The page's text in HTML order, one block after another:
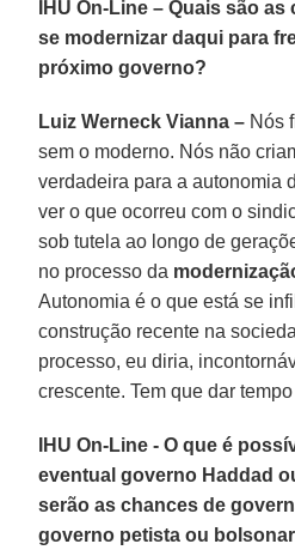
IHU On-Line – Quais são
se modernizar daqui para
próximo governo?
Luiz Werneck Vianna – Nós
sem o moderno. Nós não
verdadeira para a autonomia
ver o que ocorreu com o
sob tutela ao longo de
no processo da
Autonomia é o que está se
construção recente na
processo, eu diria,
crescente. Tem que dar
IHU On-Line - O que é
eventual governo Haddad
serão as chances de
governo petista ou